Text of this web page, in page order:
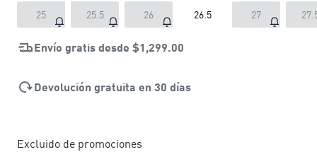
25 25.5 26 26.5 27
Envío gratis desde $1,299.00
Devolución gratuita en 30 días
Excluido de promociones